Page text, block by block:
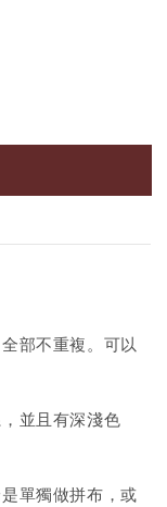
部不重複。可以
並且有深淺色
單獨做拼布，或